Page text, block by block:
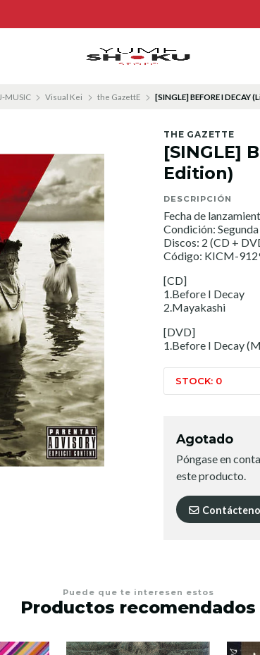
J-MUSIC Visual Kei the GazettE [SINGLE] BEFORE I DECAY
THE GAZETTE
[SINGLE]
Edition)
DESCRIPCIÓN
Fecha de
Condición:
Discos: 2 (CD +
Código: KICM-
[CD]
1.Before I Decay
2.Mayakashi
[DVD]
1.Before I Decay
STOCK: 0
Agotado
Póngase en
este producto.
Puede que te interesen estos
Productos recomendados